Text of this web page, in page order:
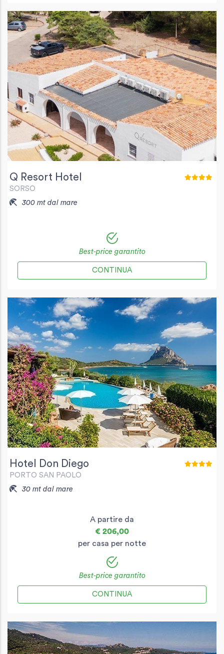
Q Resort Hotel
SORSO
300 mt dal mare
Best-price garantito
CONTINUA
Hotel Don Diego
PORTO SAN PAOLO
30 mt dal mare
A partire da
€ 206,00
per casa per notte
Best-price garantito
CONTINUA